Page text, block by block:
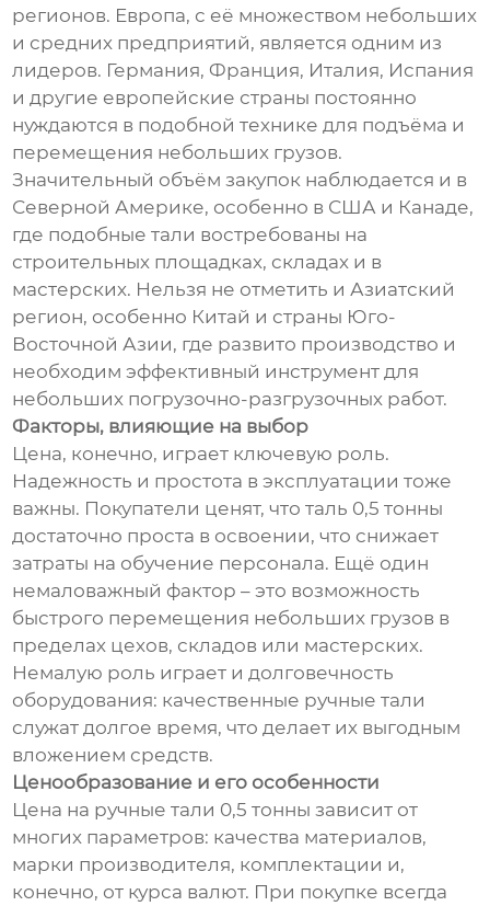
регионов. Европа, с её множеством небольших
и средних предприятий, является одним из
лидеров. Германия, Франция, Италия, Испания
и другие европейские страны постоянно
нуждаются в подобной технике для подъёма и
перемещения небольших грузов.
Значительный объём закупок наблюдается и в
Северной Америке, особенно в США и Канаде,
где подобные тали востребованы на
строительных площадках, складах и в
мастерских. Нельзя не отметить и Азиатский
регион, особенно Китай и страны Юго-
Восточной Азии, где развито производство и
необходим эффективный инструмент для
небольших погрузочно-разгрузочных работ.
Факторы, влияющие на выбор
Цена, конечно, играет ключевую роль.
Надежность и простота в эксплуатации тоже
важны. Покупатели ценят, что таль 0,5 тонны
достаточно проста в освоении, что снижает
затраты на обучение персонала. Ещё один
немаловажный фактор – это возможность
быстрого перемещения небольших грузов в
пределах цехов, складов или мастерских.
Немалую роль играет и долговечность
оборудования: качественные ручные тали
служат долгое время, что делает их выгодным
вложением средств.
Ценообразование и его особенности
Цена на ручные тали 0,5 тонны зависит от
многих параметров: качества материалов,
марки производителя, комплектации и,
конечно, от курса валют. При покупке всегда